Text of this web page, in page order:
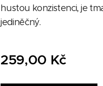
hustou konzistenci, je
jediněčný.
259,00 Kč